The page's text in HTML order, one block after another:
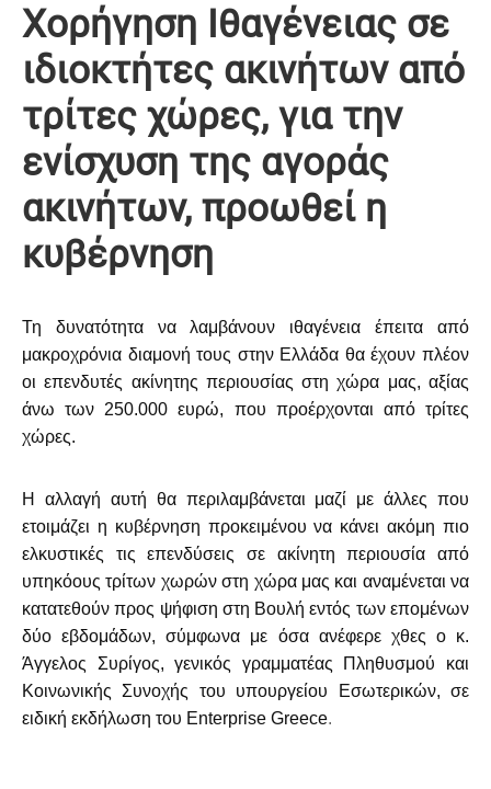
Χορήγηση Ιθαγένειας σε
ιδιοκτήτες ακινήτων από
τρίτες χώρες, για την
ενίσχυση της αγοράς
ακινήτων, προωθεί η
κυβέρνηση
Τη δυνατότητα να λαμβάνουν ιθαγένεια έπειτα από
μακροχρόνια διαμονή τους στην Ελλάδα θα έχουν πλέον
οι επενδυτές ακίνητης περιουσίας στη χώρα μας, αξίας
άνω των 250.000 ευρώ, που προέρχονται από τρίτες
χώρες.
Η αλλαγή αυτή θα περιλαμβάνεται μαζί με άλλες που
ετοιμάζει η κυβέρνηση προκειμένου να κάνει ακόμη πιο
ελκυστικές τις επενδύσεις σε ακίνητη περιουσία από
υπηκόους τρίτων χωρών στη χώρα μας και αναμένεται να
κατατεθούν προς ψήφιση στη Βουλή εντός των επομένων
δύο εβδομάδων, σύμφωνα με όσα ανέφερε χθες ο κ.
Άγγελος Συρίγος, γενικός γραμματέας Πληθυσμού και
Κοινωνικής Συνοχής του υπουργείου Εσωτερικών, σε
ειδική εκδήλωση του Enterprise Greece.